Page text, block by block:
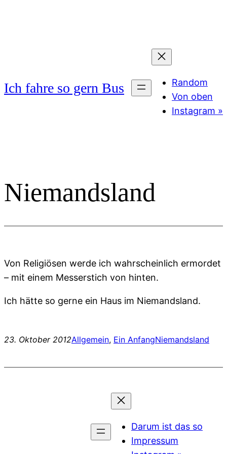
Ich fahre so gern Bus
Random
Von oben
Instagram »
Niemandsland
Von Religiösen werde ich wahrscheinlich ermordet
– mit einem Messerstich von hinten.
Ich hätte so gerne ein Haus im Niemandsland.
23. Oktober 2012Allgemein, Ein AnfangNiemandsland
Darum ist das so
Impressum